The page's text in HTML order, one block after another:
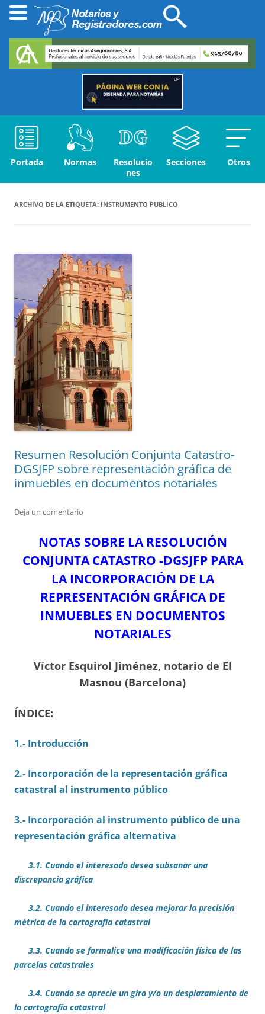
Portada Normas
Resolucio
nes
Secciones Otros
ARCHIVO DE LA ETIQUETA: INSTRUMENTO PUBLICO
Resumen Resolución Conjunta Catastro-
DGSJFP sobre representación gráfica de
inmuebles en documentos notariales
Deja un comentario
NOTAS SOBRE LA RESOLUCIÓN
CONJUNTA CATASTRO -DGSJFP PARA
LA INCORPORACIÓN DE LA
REPRESENTACIÓN GRÁFICA DE
INMUEBLES EN DOCUMENTOS
NOTARIALES
Víctor Esquirol Jiménez, notario de El
Masnou (Barcelona)
ÍNDICE:
1.- Introducción
2.- Incorporación de la representación gráfica
catastral al instrumento público
3.- Incorporación al instrumento público de una
representación gráfica alternativa
3.1. Cuando el interesado desea subsanar una
discrepancia gráfica
3.2. Cuando el interesado desea mejorar la precisión
métrica de la cartografía catastral
3.3. Cuando se formalice una modificación física de las
parcelas catastrales
3.4. Cuando se aprecie un giro y/o un desplazamiento de
la cartografía catastral